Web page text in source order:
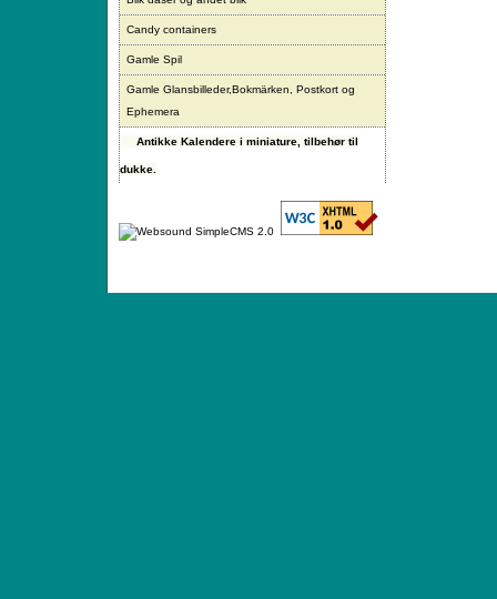
Candy containers
Gamle Spil
Gamle Glansbilleder,Bokmärken, Postkort og
Ephemera
Antikke Kalendere i miniature, tilbehør til
dukke.